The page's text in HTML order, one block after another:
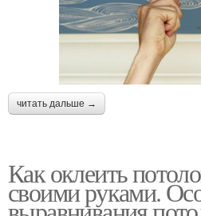
читать дальше →
Как оклеить
своими руками.